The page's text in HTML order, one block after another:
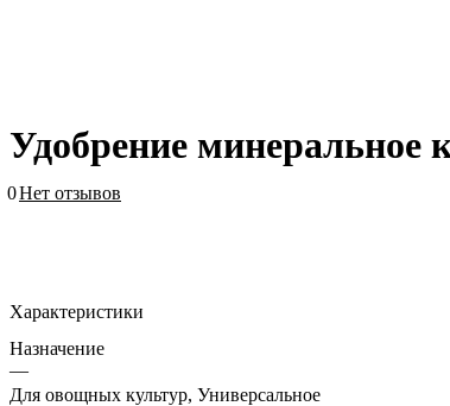
Удобрение минеральное
0Нет отзывов
Характеристики
Назначение
—
Для овощных культур, Универсальное